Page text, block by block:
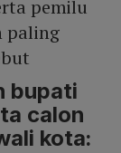
pemilu
paling
bupati
calon
kota: